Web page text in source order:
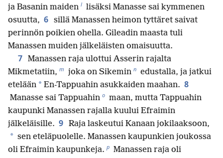
ja Basanin maiden l lisäksi Manasse sai kymmenen
osuutta, 6 sillä Manassen heimon tyttäret saivat
perinnön poikien ohella. Gileadin maasta tuli
Manassen muiden jälkeläisten omaisuutta.
7 Manassen raja ulottui Asserin rajalta
Mikmetatiin, m joka on Sikemin n edustalla, ja jatkui
etelään * En-Tappuahin asukkaiden maahan. 8
Manasse sai Tappuahin o maan, mutta Tappuahin
kaupunki Manassen rajalla kuului Efraimin
jälkeläisille. 9 Raja laskeutui Kanaan jokilaaksoon,
* sen eteläpuolelle. Manassen kaupunkien joukossa
oli Efraimin kaupunkeja. p Manassen raja oli